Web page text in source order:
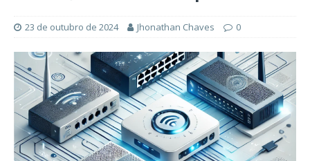
23 de outubro de 2024 Jhonathan Chaves 0